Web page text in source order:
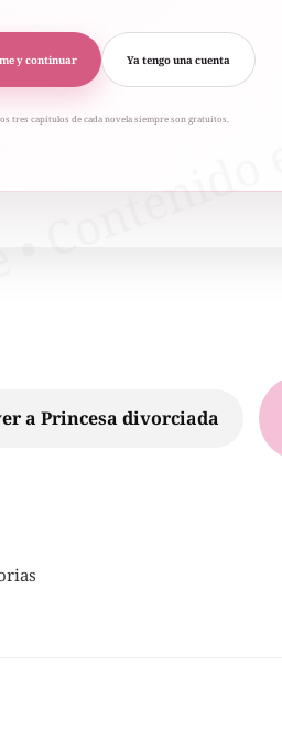
y continuar Ya tengo una cuenta
tres capítulos de cada novela siempre son gratuitos.
a Princesa divorciada